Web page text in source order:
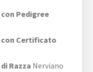
Pedigree
con Certificato
Razza Nerviano